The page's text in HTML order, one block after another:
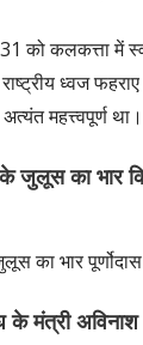
को कलकत्ता में
ध्वज
महत्त्वपूर्ण था।
जुलूस का भार
का भार
के मंत्री